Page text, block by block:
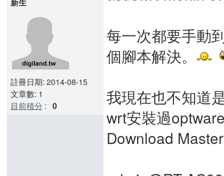
註冊日期: 2014-08-15
文章數: 1
目前積分 : 0
每一次都要手動
個腳本解決。
我現在也不知道
wrt安裝過
Download